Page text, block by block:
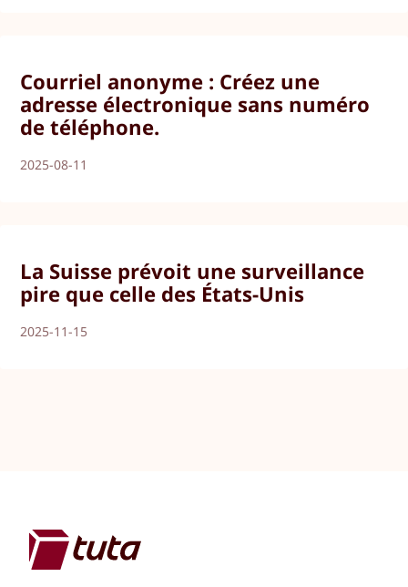
Courriel anonyme : Créez une
adresse électronique sans numéro
de téléphone.
2025-08-11
La Suisse prévoit une surveillance
pire que celle des États-Unis
2025-11-15